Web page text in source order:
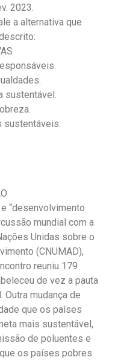
2023.
a alternativa que
sustentável.
sustentáveis.
“desenvolvimento
mundial com a
Unidas sobre o
(CNUMAD),
reuniu 179
de vez a pauta
Outra mudança de
que os países
mais sustentável,
de poluentes e
os países pobres